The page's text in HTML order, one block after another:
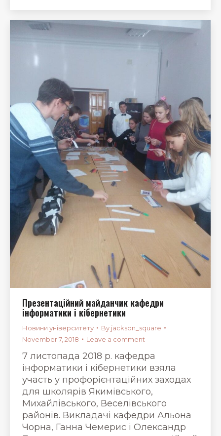
Презентаційний майданчик кафедри
інформатики і кібернетики
Новини університету By jackson_square
November 7, 2018
Leave a comment
7 листопада 2018 р. кафедра
інформатики і кібернетики взяла
участь у профорієнтаційних заходах
для школярів Якимівського,
Михайлівського, Веселівського
районів. Викладачі кафедри Альона
Чорна, Ганна Чемерис і Олександр